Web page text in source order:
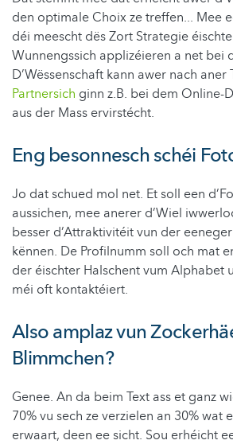
den optimale Choix ze treffen... Mee
déi meescht dës Zort Strategie
Wunnengssich applizéieren a net bei
D’Wëssenschaft kann awer nach
Partnersich ginn z.B. bei dem Online-
aus der Mass ervirstécht.
Eng besonnesch schéi
Jo dat schued mol net. Et soll een
aussichen, mee anerer d’Wiel
besser d’Attraktivitéit vun der
kënnen. De Profilnumm soll och mat
der éischter Halschent vum Alphabet
méi oft kontaktéiert.
Also amplaz vun
Blimmchen?
Genee. An da beim Text ass et ganz
70% vu sech ze verzielen an 30% wat
erwaart, deen ee sicht. Sou erhéicht